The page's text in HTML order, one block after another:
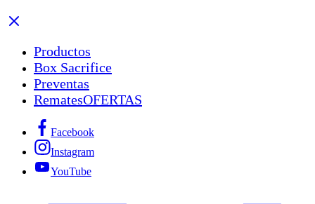
Productos
Box Sacrifice
Preventas
RematesOFERTAS
Facebook
Instagram
YouTube